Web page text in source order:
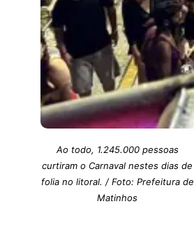
Ao todo, 1.245.000 pessoas
curtiram o Carnaval nestes dias de
folia no litoral. / Foto: Prefeitura de
Matinhos